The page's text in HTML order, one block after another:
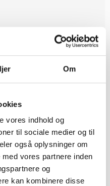
Om
vores indhold og
til sociale medier og til
også oplysninger om
vores partnere inden
og
kan kombinere disse